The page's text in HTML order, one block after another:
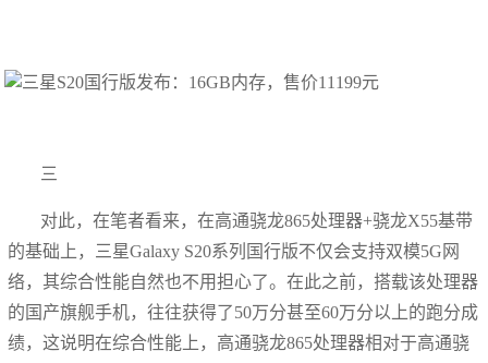
三
对此，在笔者看来，在高通骁龙865处理器+骁龙X55基带
的基础上，三星Galaxy S20系列国行版不仅会支持双模5G网
络，其综合性能自然也不用担心了。在此之前，搭载该处理器
的国产旗舰手机，往往获得了50万分甚至60万分以上的跑分成
绩，这说明在综合性能上，高通骁龙865处理器相对于高通骁